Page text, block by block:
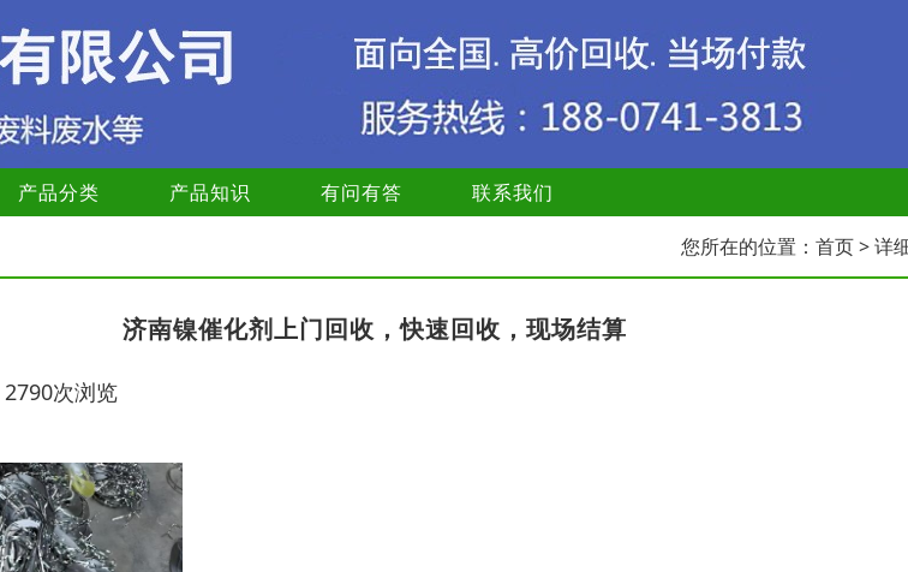
产品分类 产品知识 有问有答 联系我们
您所在的位置： 首页> 详
济南镍催化剂上门回收，快速回收，现场结算
次浏览